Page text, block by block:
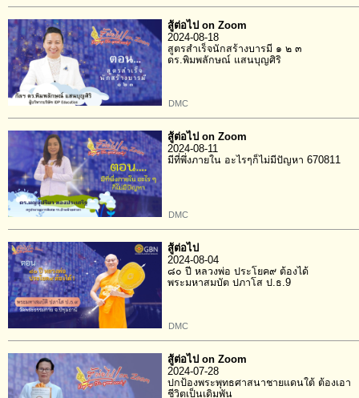
สู้ต่อไป on Zoom
2024-08-18
สูตรสำเร็จนักสร้างบารมี ๑ ๒ ๓
ดร.พิมพลักษณ์ แสนบุญศิริ
DMC
สู้ต่อไป on Zoom
2024-08-11
มีที่พึ่งภายใน อะไรๆก็ไม่มีปัญหา 670811
DMC
สู้ต่อไป
2024-08-04
๘๐ ปี หลวงพ่อ ประโยค๙ ต้องได้
พระมหาสมบัต ปภาโส ป.ธ.9
DMC
สู้ต่อไป on Zoom
2024-07-28
ปกป้องพระพุทธศาสนาชายแดนใต้ ต้องเอา
ชีวิตเป็นเดิมพัน